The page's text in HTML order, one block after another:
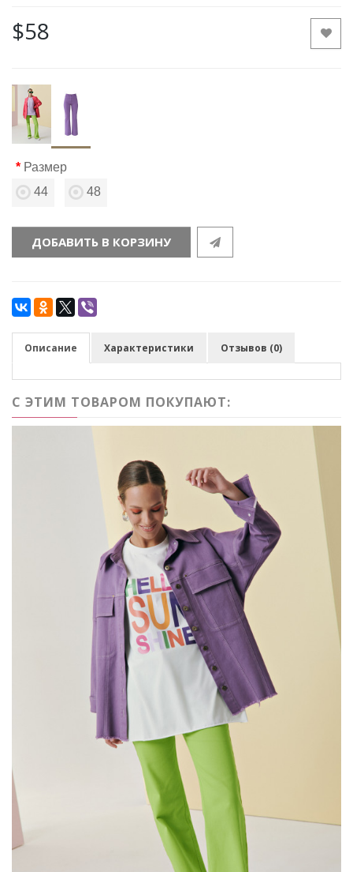
$58
Размер
44
48
ДОБАВИТЬ В КОРЗИНУ
Описание Характеристики Отзывов (0)
С ЭТИМ ТОВАРОМ ПОКУПАЮТ: